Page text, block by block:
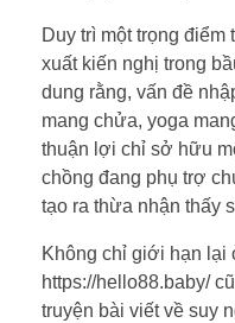
Duy trì một trọng
xuất kiến nghị trong
dung rằng, vấn đề
mang chửa, yoga
thuận lợi chỉ sở hữu
chồng đang phụ trợ
tạo ra thừa nhận thấy
Không chỉ giới hạn lại
https://hello88.baby/
truyện bài viết về suy